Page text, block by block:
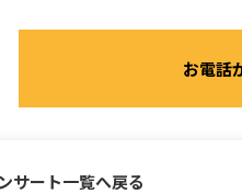
お電話
サート一覧へ戻る